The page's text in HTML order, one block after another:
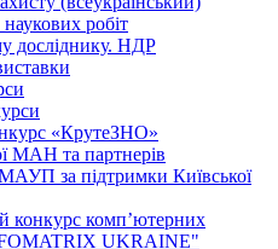
робіт
досліднику. НДР
«КрутеЗНО»
МАН та партнерів
за підтримки Київської
конкурс комп’ютерних
UKRAINE"